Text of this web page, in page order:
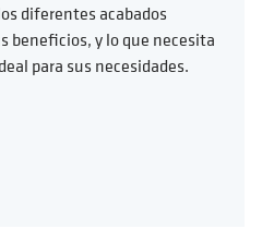
diferentes acabados
beneficios, y lo que necesita
para sus necesidades.